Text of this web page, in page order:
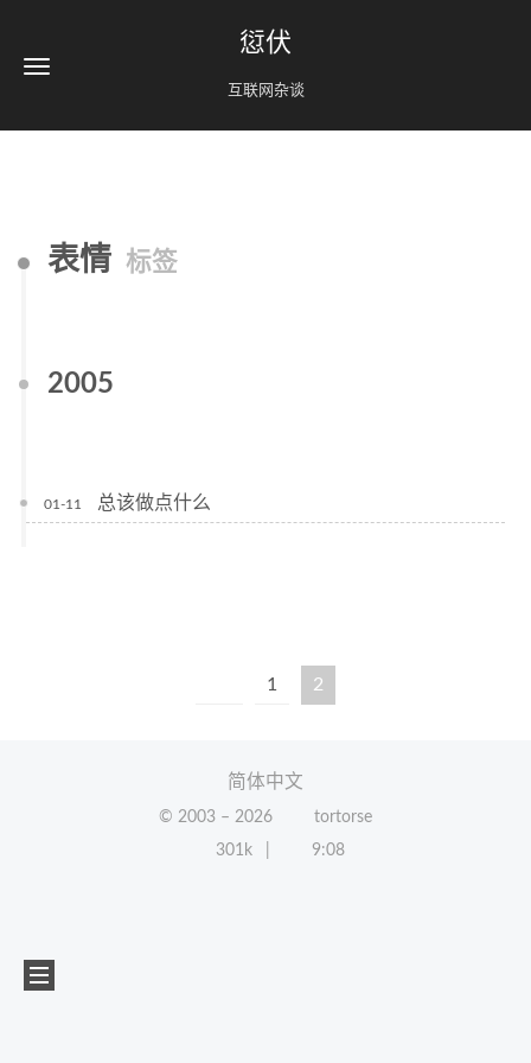
愆伏
互联网杂谈
表情 标签
2005
01-11 总该做点什么
1 2
简体中文
© 2003 – 2026
tortorse
301k
9:08